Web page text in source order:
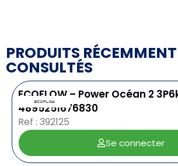
PRODUITS RÉCEMMENT
CONSULTÉS
ECOFLOW – Power Océan 2
4895251676830
Ref : 392125
Se connecter